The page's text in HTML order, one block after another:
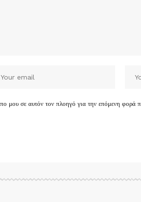
μου σε αυτόν τον πλοηγό για την επόμενη φορά